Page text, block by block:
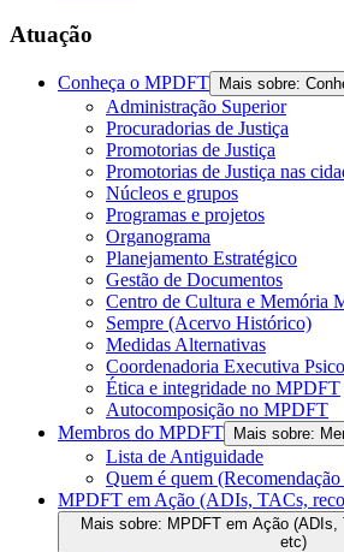
Atuação
Conheça o MPDFT Mais sobre:
Administração Superior
Procuradorias de Justiça
Promotorias de Justiça
Promotorias de Justiça nas
Núcleos e grupos
Programas e projetos
Organograma
Planejamento Estratégico
Gestão de Documentos
Centro de Cultura e Memória
Sempre (Acervo Histórico)
Medidas Alternativas
Coordenadoria Executiva
Ética e integridade no MPDFT
Autocomposição no MPDFT
Membros do MPDFT
Mais sobre:
Lista de Antiguidade
Quem é quem
MPDFT em Ação (ADIs, TACs,
Mais sobre: MPDFT em Ação (ADIs,
etc)